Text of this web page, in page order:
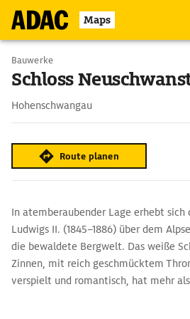
Maps
Bauwerke
Schloss
Hohenschwangau
Route planen
In atemberaubender Lage erhebt sich
Ludwigs II. (1845–1886) über dem
die bewaldete Bergwelt. Das weiße
Zinnen, mit reich geschmücktem
verspielt und romantisch, hat mehr als